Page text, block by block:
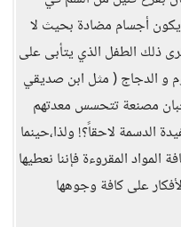
أجسام مضادة بحيث لا
ذلك الطفل الذي يتأبى على
و الدجاج ( مثل ابن صديقي
مصنعة تتحسس معدتهم
الدسمة لاحقاً؟! ولذا،حينما
المقروءة فإننا نعطيها
على كافة وجوهها